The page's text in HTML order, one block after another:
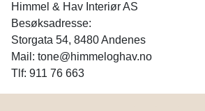
Himmel & Hav Interiør AS
Besøksadresse:
Storgata 54, 8480 Andenes
Mail: tone@himmeloghav.no
Tlf: 911 76 663